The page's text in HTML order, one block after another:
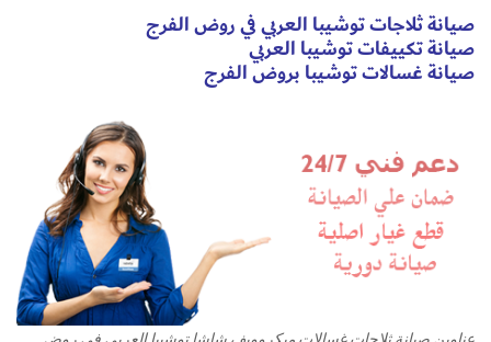
صيانة ثلاجات توشيبا العربي في روض الفرج
صيانة تكييفات توشيبا العربي
صيانة غسالات توشيبا بروض الفرج
عناوين صيانة ثلاجات غسالات ميكروويف شاشا توشيبا العربي في روض